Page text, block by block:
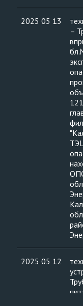
2025 05 13
–
2025 05 12